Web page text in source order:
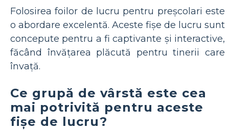
Folosirea foilor de lucru pentru preșcolari este
o abordare excelentă. Aceste fișe de lucru sunt
concepute pentru a fi captivante și interactive,
făcând învățarea plăcută pentru tinerii care
învață.
Ce grupă de vârstă este cea
mai potrivită pentru aceste
fișe de lucru?